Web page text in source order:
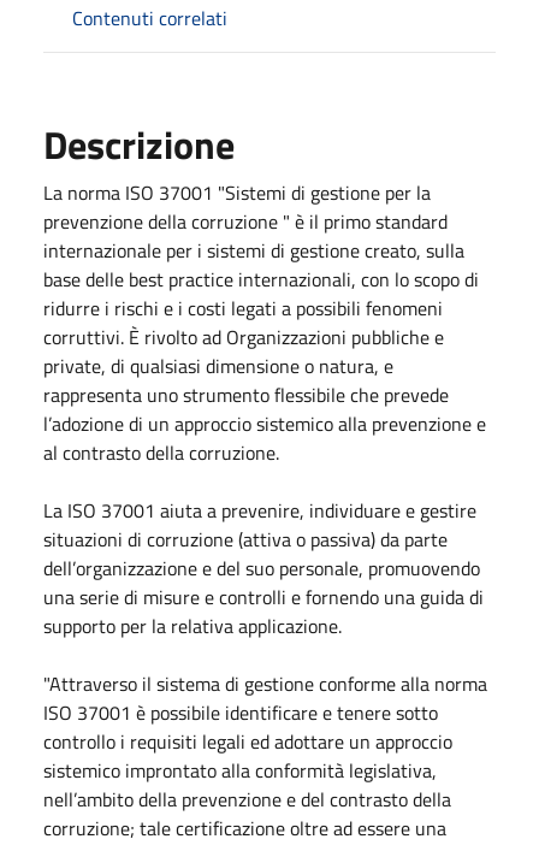
Contenuti correlati
Descrizione
La norma ISO 37001 "Sistemi di gestione per la
prevenzione della corruzione " è il primo standard
internazionale per i sistemi di gestione creato, sulla
base delle best practice internazionali, con lo scopo di
ridurre i rischi e i costi legati a possibili fenomeni
corruttivi. È rivolto ad Organizzazioni pubbliche e
private, di qualsiasi dimensione o natura, e
rappresenta uno strumento flessibile che prevede
l’adozione di un approccio sistemico alla prevenzione e
al contrasto della corruzione.
La ISO 37001 aiuta a prevenire, individuare e gestire
situazioni di corruzione (attiva o passiva) da parte
dell’organizzazione e del suo personale, promuovendo
una serie di misure e controlli e fornendo una guida di
supporto per la relativa applicazione.
"Attraverso il sistema di gestione conforme alla norma
ISO 37001 è possibile identificare e tenere sotto
controllo i requisiti legali ed adottare un approccio
sistemico improntato alla conformità legislativa,
nell’ambito della prevenzione e del contrasto della
corruzione; tale certificazione oltre ad essere una